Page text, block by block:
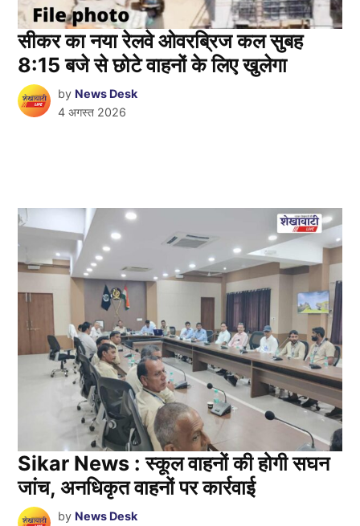
सीकर का नया रेलवे ओवरब्रिज कल सुबह
8:15 बजे से छोटे वाहनों के लिए खुलेगा
by News Desk
4 अगस्त 2026
Sikar News : स्कूल वाहनों की होगी सघन
जांच, अनधिकृत वाहनों पर कार्रवाई
by News Desk